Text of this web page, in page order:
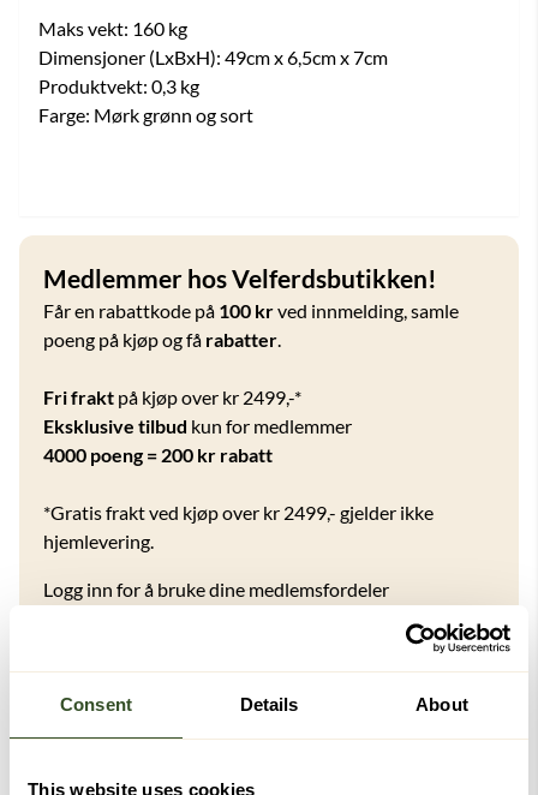
Consent Details About
This website uses cookies
Maks vekt: 160 kg
Dimensjoner (LxBxH): 49cm x 6,5cm x 7cm
Produktvekt: 0,3 kg
Farge: Mørk grønn og sort
Medlemmer hos Velferdsbutikken!
Får en rabattkode på 100 krved innmelding, samle
poeng på kjøp og få rabatter.
Fri frakt på kjøp over kr 2499,-*
Eksklusive tilbud kun for medlemmer
4000 poeng = 200 kr rabatt
*Gratis frakt ved kjøp over kr 2499,- gjelder ikke
hjemlevering.
Logg inn for å bruke dine medlemsfordeler